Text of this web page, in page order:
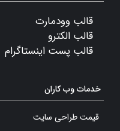
قالب وودمارت
قالب الکترو
قالب پست اینستاگرام
خدمات وب کاران
قیمت طراحی سایت